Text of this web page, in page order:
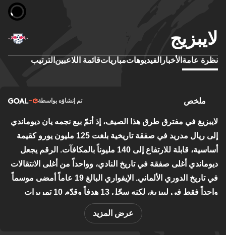
لايبزيج
نظرة عامة الأخبار الفيديوهاتمبارياتقائمة اللاعبين الترتيب
ملخص تم إنشاؤه بواسطة
لايبزيغ في مفترق طرق هذا الصيف، إذ أتمّ بيع نجمه يان ديوماندي
إلى ريال مدريد في صفقة تاريخية بلغت 125 مليون يورو كقيمة
أساسية، قابلة للارتفاع إلى 140 مليوناً بالمكافآت. الرقم يجعل
ديوماندي أغلى صفقة في تاريخ النادي، وواحداً من أغلى الانتقالات
في تاريخ الدوري الألماني. الإيفواري البالغ 19 عاماً أمضى موسماً
واحداً فقط في ليبزيغ، لكنه سجّل 13 هدفاً وقدّم 10 تمريرات
حاسمة في 36 مباراة رسمية، ليُتوَّج بجائزة أفضل لاعب مبتدئ
عرض المزيد